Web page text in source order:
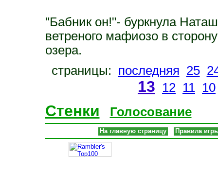
"Бабник он!"- буркнула
ветреного мафиозо в
озера.
страницы: последняя 25
13 12 11 10
Стенки Голосование
На главную страницу Правила